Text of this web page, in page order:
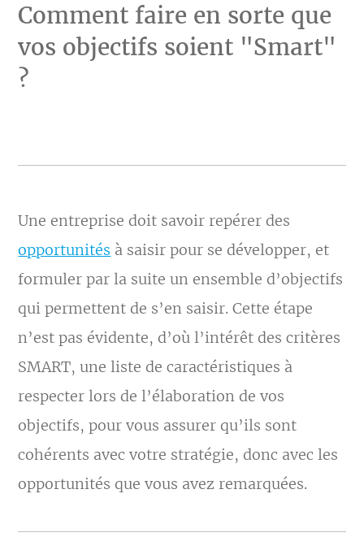
Comment faire en sorte que
vos objectifs soient "Smart"
?
Une entreprise doit savoir repérer des
opportunités à saisir pour se développer, et
formuler par la suite un ensemble d’objectifs
qui permettent de s’en saisir. Cette étape
n’est pas évidente, d’où l’intérêt des critères
SMART, une liste de caractéristiques à
respecter lors de l’élaboration de vos
objectifs, pour vous assurer qu’ils sont
cohérents avec votre stratégie, donc avec les
opportunités que vous avez remarquées.